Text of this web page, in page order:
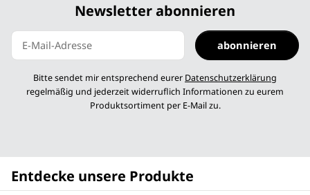
Newsletter abonnieren
abonnieren
Bitte sendet mir entsprechend eurer Datenschutzerklärung
regelmäßig und jederzeit widerruflich Informationen zu eurem
Produktsortiment per E-Mail zu.
Entdecke unsere Produkte